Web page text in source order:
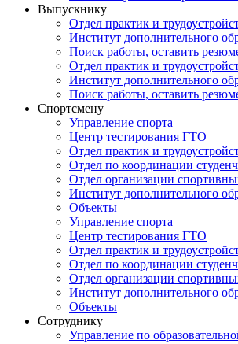
Выпускнику
Отдел практик и
Институт дополнительного
Поиск работы, оставить
Отдел практик и
Институт дополнительного
Поиск работы, оставить
Спортсмену
Управление спорта
Центр тестирования ГТО
Отдел практик и
Отдел по координации
Отдел организации
Институт дополнительного
Объекты
Управление спорта
Центр тестирования ГТО
Отдел практик и
Отдел по координации
Отдел организации
Институт дополнительного
Объекты
Сотруднику
Управление по